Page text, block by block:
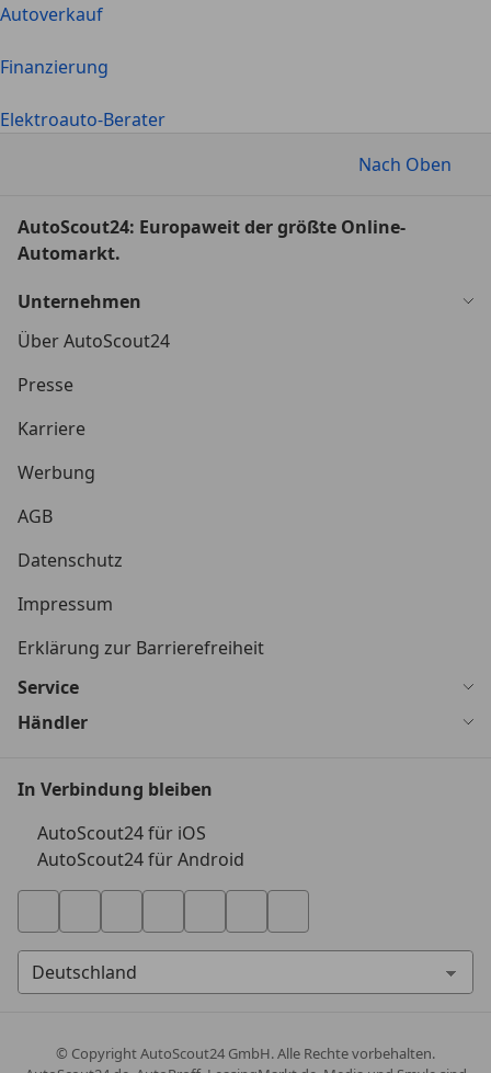
Autoverkauf
Finanzierung
Elektroauto-Berater
Nach Oben
AutoScout24: Europaweit der größte Online-
Automarkt.
Unternehmen
Über AutoScout24
Presse
Karriere
Werbung
AGB
Datenschutz
Impressum
Erklärung zur Barrierefreiheit
Service
Händler
In Verbindung bleiben
AutoScout24 für iOS
AutoScout24 für Android
© CopyrightAutoScout24 GmbH. Alle Rechte vorbehalten.